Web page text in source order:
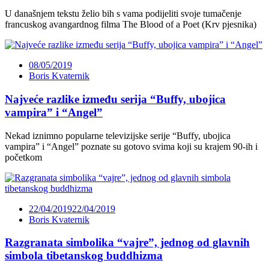
U današnjem tekstu želio bih s vama podijeliti svoje tumačenje
francuskog avangardnog filma The Blood of a Poet (Krv pjesnika)
08/05/2019
Boris Kvaternik
Najveće razlike između serija “Buffy, ubojica
vampira” i “Angel”
Nekad iznimno popularne televizijske serije “Buffy, ubojica
vampira” i “Angel” poznate su gotovo svima koji su krajem 90-ih i
početkom
22/04/201922/04/2019
Boris Kvaternik
Razgranata simbolika “vajre”, jednog od glavnih
simbola tibetanskog buddhizma